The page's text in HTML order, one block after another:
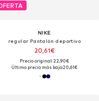
NIKE
regular Pantalón deportivo
20,61€
Precio original: 22,90€
Último precio más bajo:20,61€